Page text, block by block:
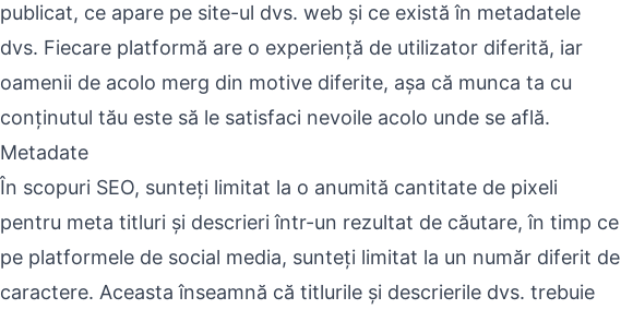
publicat, ce apare pe site-ul dvs. web și ce există în metadatele
dvs. Fiecare platformă are o experiență de utilizator diferită, iar
oamenii de acolo merg din motive diferite, așa că munca ta cu
conținutul tău este să le satisfaci nevoile acolo unde se află.
Metadate
În scopuri SEO, sunteți limitat la o anumită cantitate de pixeli
pentru meta titluri și descrieri într-un rezultat de căutare, în timp ce
pe platformele de social media, sunteți limitat la un număr diferit de
caractere. Aceasta înseamnă că titlurile și descrierile dvs. trebuie